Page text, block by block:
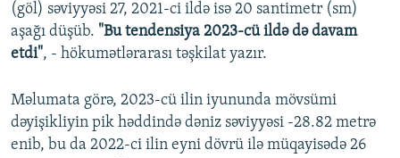
(göl) səviyyəsi 27, 2021-ci ildə isə 20 santimetr (sm)
aşağı düşüb. "Bu tendensiya 2023-cü ildə də davam
etdi", - hökumətlərarası təşkilat yazır.
Məlumata görə, 2023-cü ilin iyununda mövsümi
dəyişikliyin pik həddində dəniz səviyyəsi -28.82 metrə
enib, bu da 2022-ci ilin eyni dövrü ilə müqayisədə 26